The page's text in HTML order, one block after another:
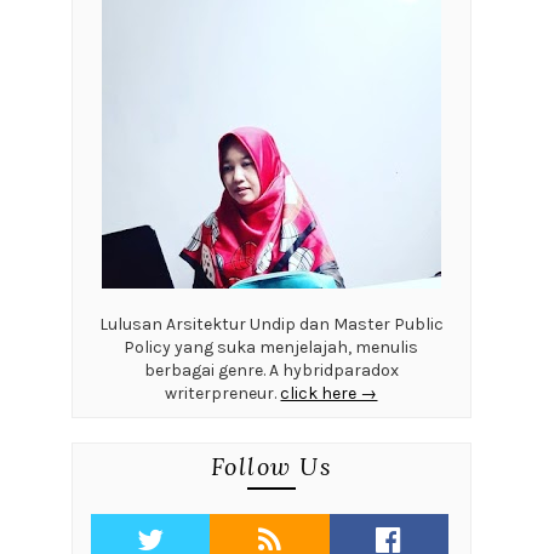
Lulusan Arsitektur Undip dan Master Public
Policy yang suka menjelajah, menulis
berbagai genre. A hybridparadox
writerpreneur.click here →
Follow Us